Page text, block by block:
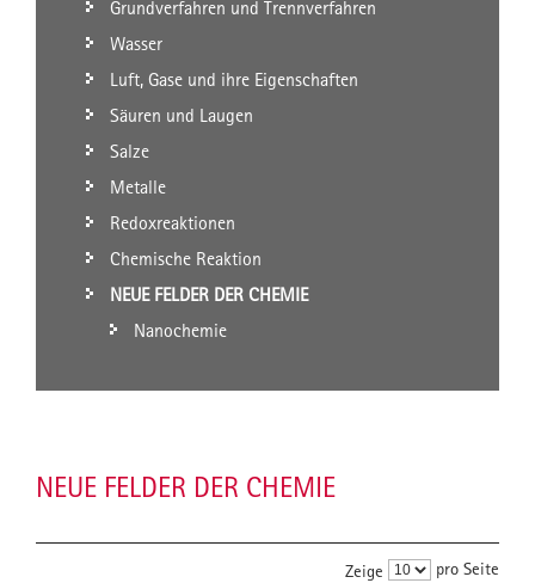
Grundverfahren und Trennverfahren
Wasser
Luft, Gase und ihre Eigenschaften
Säuren und Laugen
Salze
Metalle
Redoxreaktionen
Chemische Reaktion
NEUE FELDER DER CHEMIE
Nanochemie
NEUE FELDER DER CHEMIE
Zeige pro Seite